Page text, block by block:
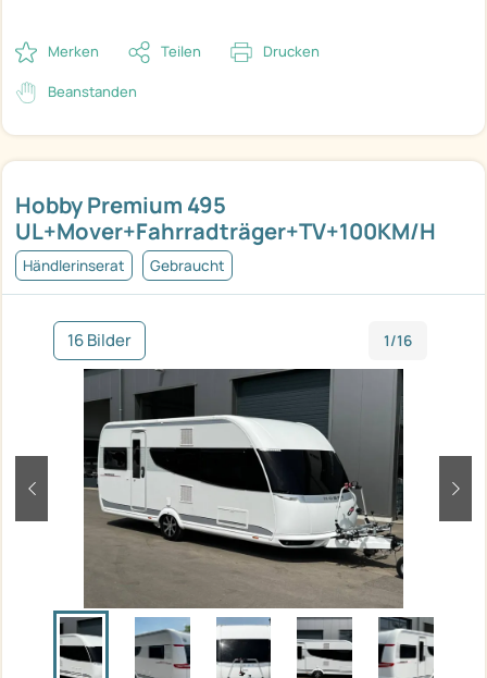
Hobby Premium 495
UL+Mover+Fahrradträger+TV+100KM/H
Händlerinserat Gebraucht
16 Bilder 1/16
zurück
Merken Teilen Drucken
Beanstanden